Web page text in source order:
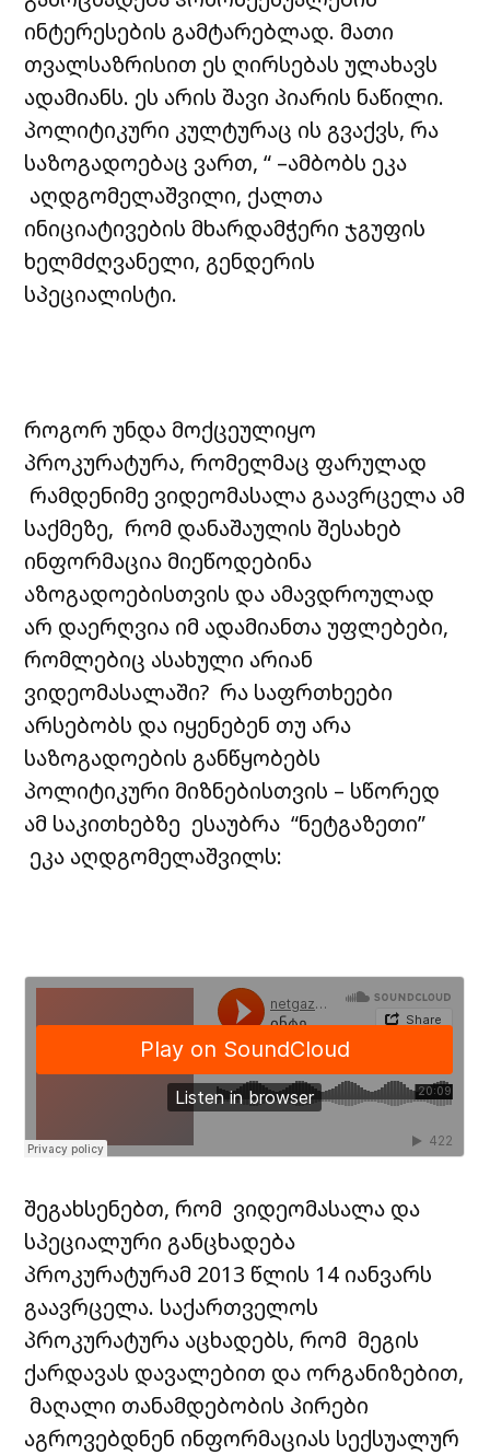
ინტერესების გამტარებლად. მათი
თვალსაზრისით ეს ღირსებას ულახავს
ადამიანს. ეს არის შავი პიარის ნაწილი.
პოლიტიკური კულტურაც ის გვაქვს, რა
საზოგადოებაც ვართ, “ –ამბობს ეკა
აღდგომელაშვილი, ქალთა
ინიციატივების მხარდამჭერი ჯგუფის
ხელმძღვანელი, გენდერის
სპეციალისტი.
როგორ უნდა მოქცეულიყო
პროკურატურა, რომელმაც ფარულად
რამდენიმე ვიდეომასალა გაავრცელა ამ
საქმეზე, რომ დანაშაულის შესახებ
ინფორმაცია მიეწოდებინა
აზოგადოებისთვის და ამავდროულად
არ დაერღვია იმ ადამიანთა უფლებები,
რომლებიც ასახული არიან
ვიდეომასალაში? რა საფრთხეები
არსებობს და იყენებენ თუ არა
საზოგადოების განწყობებს
პოლიტიკური მიზნებისთვის – სწორედ
ამ საკითხებზე ესაუბრა “ნეტგაზეთი”
ეკა აღდგომელაშვილს:
შეგახსენებთ, რომ ვიდეომასალა და
სპეციალური განცხადება
პროკურატურამ 2013 წლის 14 იანვარს
გაავრცელა. საქართველოს
პროკურატურა აცხადებს, რომ მეგის
ქარდავას დავალებით და ორგანიზებით,
მაღალი თანამდებობის პირები
აგროვებდნენ ინფორმაციას სექსუალურ